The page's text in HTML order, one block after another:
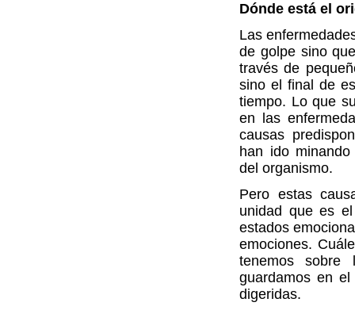
Dónde está el
Las
de golpe sino
través de
sino el final de
tiempo. Lo que
en las
causas
han ido
del organismo.
Pero estas
unidad que es
estados
emociones.
tenemos
guardamos en
digeridas.